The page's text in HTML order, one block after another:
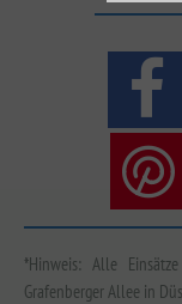
*Hinweis: Alle
Grafenberger Allee in